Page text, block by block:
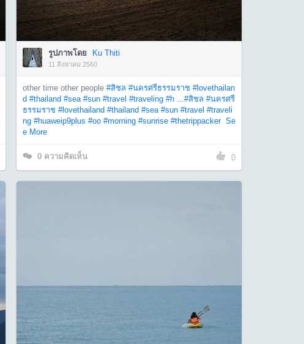
รูปภาพโดย Ku Thiti
11 สิงหาคม 2560
other time other people #สิชล #นครศรีธรรมราช #lovethailan
d #thailand #sea #sun #travel #traveling #h ...#สิชล #นครศรี
ธรรมราช #lovethailand #thailand #sea #sun #travel #traveli
ng #huaweip9plus #oo #morning #sunrise #thetrippacker Se
e More
0 ความคิดเห็น 0